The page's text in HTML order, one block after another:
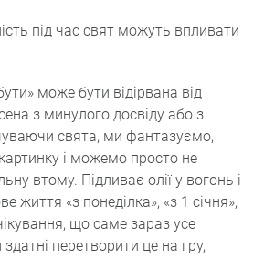
під час свят можуть впливати
може бути відірвана від
з минулого досвіду або з
свята, ми фантазуємо,
і можемо просто не
втому. Підливає олії у вогонь і
життя «з понеділка», «з 1 січня»,
що саме зараз усе
перетворити це на гру,